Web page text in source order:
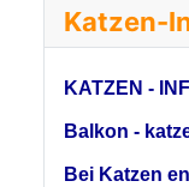
Katzen-
KATZEN -
Balkon -
Bei Katzen